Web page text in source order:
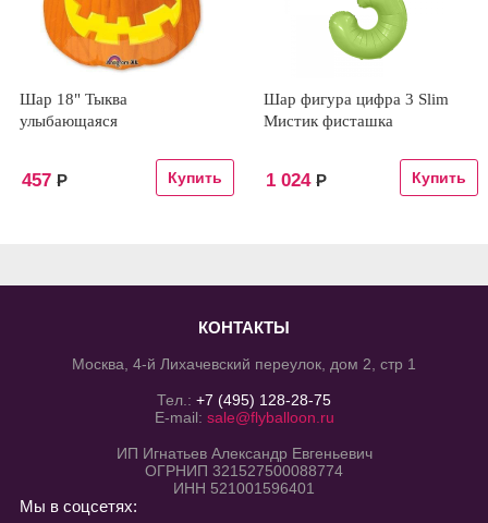
Шар 18" Тыква
улыбающаяся
457 Р
Шар фигура цифра 3 Slim
Мистик фисташка
1 024 Р
КОНТАКТЫ
Москва, 4-й Лихачевский переулок, дом 2, стр 1
Тел.: +7 (495) 128-28-75
E-mail: sale@flyballoon.ru
ИП Игнатьев Александр Евгеньевич
ОГРНИП 321527500088774
ИНН 521001596401
Мы в соцсетях: